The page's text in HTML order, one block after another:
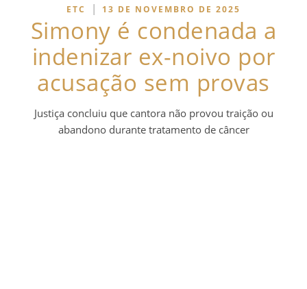
ETC | 13 DE NOVEMBRO DE 2025
Simony é condenada a
indenizar ex-noivo por
acusação sem provas
Justiça concluiu que cantora não provou traição ou
abandono durante tratamento de câncer